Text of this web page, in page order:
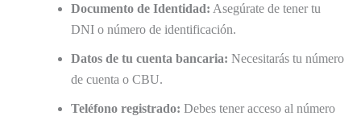
Documento de Identidad: Asegúrate de tener tu
DNI o número de identificación.
Datos de tu cuenta bancaria: Necesitarás tu número
de cuenta o CBU.
Teléfono registrado: Debes tener acceso al número